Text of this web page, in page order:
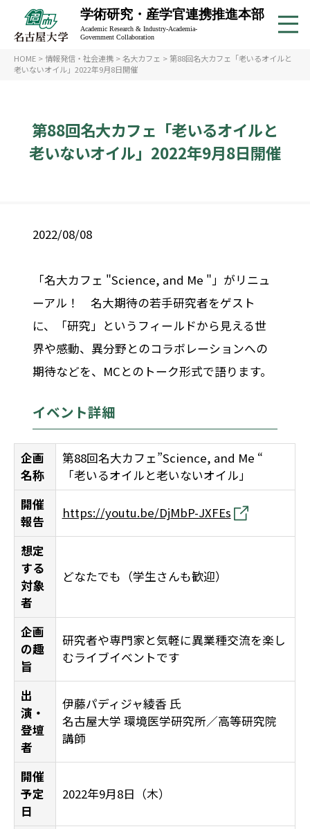
学術研究・産学官連携推進本部
Academic Research & Industry-Academia-
Government Collaboration
第88回名大カフェ「老いるオイルと
老いないオイル」2022年9月8日開催
HOME > 情報発信・社会連携 >名大カフェ > 第88回名大カフェ「老いるオイルと
老いないオイル」2022年9月8日開催
2022/08/08
「名大カフェ "Science, and Me "」がリニュ
ーアル！ 名大期待の若手研究者をゲスト
に、「研究」というフィールドから見える世
界や感動、異分野とのコラボレーションへの
期待などを、MCとのトーク形式で語ります。
イベント詳細
企画
名称
第88回名大カフェ”Science, and Me “
「老いるオイルと老いないオイル」
開催
報告
https://youtu.be/DjMbP-JXFEs
想定
する
対象
者
どなたでも（学生さんも歓迎）
企画
の趣
旨
研究者や専門家と気軽に異業種交流を楽し
むライブイベントです
出
演・
登壇
者
伊藤パディジャ綾香 氏
名古屋大学 環境医学研究所／高等研究院
講師
開催
予定
日
2022年9月8日（木）